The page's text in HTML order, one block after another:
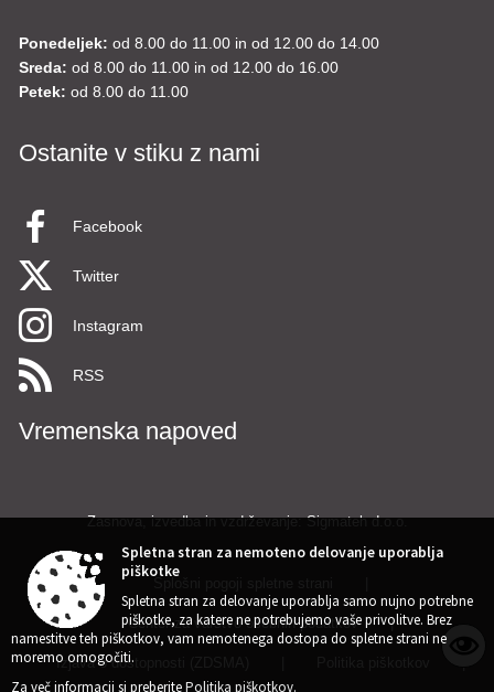
Ponedeljek: od 8.00 do 11.00 in od 12.00 do 14.00
Sreda: od 8.00 do 11.00 in od 12.00 do 16.00
Petek: od 8.00 do 11.00
Ostanite v stiku z nami
Facebook
Twitter
Instagram
RSS
Vremenska napoved
Zasnova, izvedba in vzdrževanje: Sigmateh d.o.o.
Center za varstvo osebnih podatkov |
Izjava o dostopnosti (ZDSMA) |
Spletna stran za nemoteno delovanje uporablja
piškotke
Spletna stran za delovanje uporablja samo nujno potrebne
piškotke, za katere ne potrebujemo vaše privolitve. Brez
namestitve teh piškotkov, vam nemotenega dostopa do spletne strani ne
moremo omogočiti.
Za več informacij si preberitePolitika piškotkov.